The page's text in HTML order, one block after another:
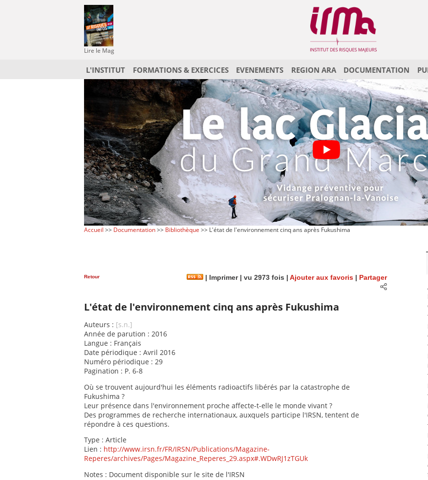
Lire le Mag
L'INSTITUT FORMATIONS & EXERCICES EVENEMENTS REGION ARA DOCUMENTATION
Accueil >> Documentation>> Bibliothèque >> L'état de l'environnement cinq ans après Fukushima
Retour Imprimer| vu 2973 fois | Ajouter aux favoris Partager
L'état de l'environnement cinq ans après Fukushima
Auteurs : [s.n.]
Année de parution : 2016
Langue : Français
Date périodique : Avril 2016
Numéro périodique : 29
Pagination : P. 6-8
Où se trouvent aujourd'hui les éléments radioactifs libérés par la catastrophe de
Fukushima ?
Leur présence dans l'environnement proche affecte-t-elle le monde vivant ?
Des programmes de recherche internationaux, auxquels participe l'IRSN, tentent de
répondre à ces questions.
Type : Article
Lien : http://www.irsn.fr/FR/IRSN/Publications/Magazine-
Reperes/archives/Pages/Magazine_Reperes_29.aspx#.WDwRJ1zTGUk
Notes : Document disponible sur le site de l'IRSN